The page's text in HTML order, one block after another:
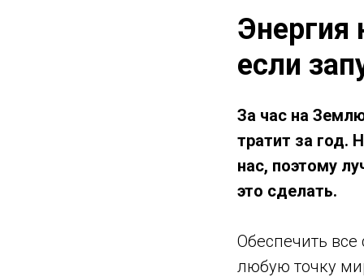
Энергия
если
За час на
тратит за год.
нас, поэтому
это сделать.
Обеспечить все
любую точку